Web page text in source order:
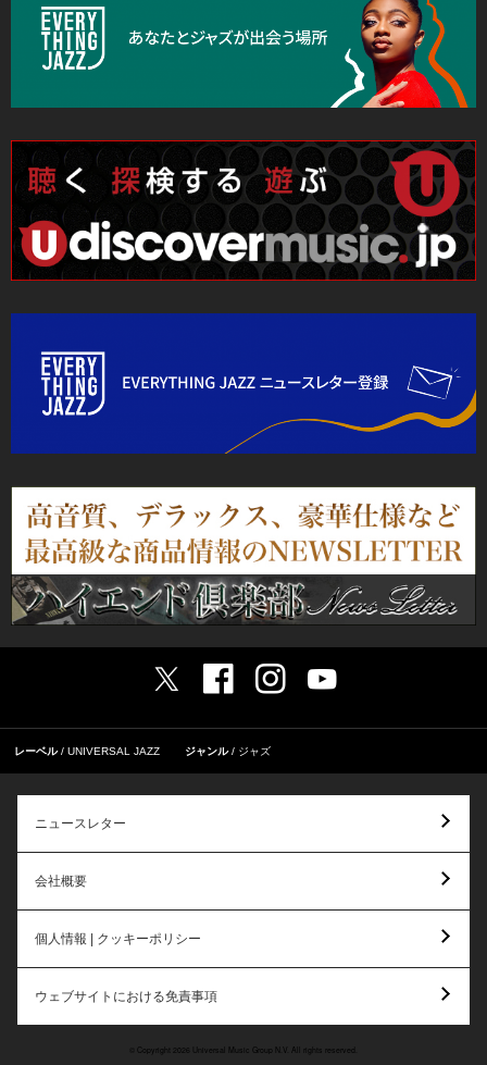
レーベル UNIVERSAL JAZZ ジャンル ジャズ
ニュースレター
会社概要
個人情報 | クッキーポリシー
ウェブサイトにおける免責事項
© Copyright 2026 Universal Music Group N.V. All rights reserved.